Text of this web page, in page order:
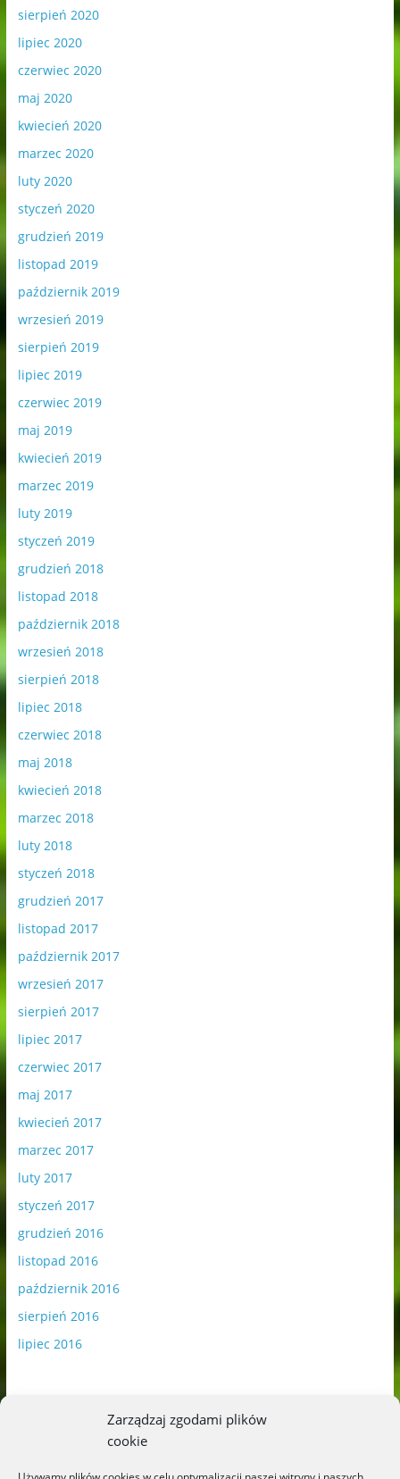
Zarządzaj zgodami plików
cookie
sierpień 2020
lipiec 2020
czerwiec 2020
maj 2020
kwiecień 2020
marzec 2020
luty 2020
styczeń 2020
grudzień 2019
listopad 2019
październik 2019
wrzesień 2019
sierpień 2019
lipiec 2019
czerwiec 2019
maj 2019
kwiecień 2019
marzec 2019
luty 2019
styczeń 2019
grudzień 2018
listopad 2018
październik 2018
wrzesień 2018
sierpień 2018
lipiec 2018
czerwiec 2018
maj 2018
kwiecień 2018
marzec 2018
luty 2018
styczeń 2018
grudzień 2017
listopad 2017
październik 2017
wrzesień 2017
sierpień 2017
lipiec 2017
czerwiec 2017
maj 2017
kwiecień 2017
marzec 2017
luty 2017
styczeń 2017
grudzień 2016
listopad 2016
październik 2016
sierpień 2016
lipiec 2016